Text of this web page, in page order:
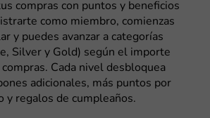
compras con puntos y beneficios
como miembro, comienzas
y puedes avanzar a categorías
Silver y Gold) según el importe
Cada nivel desbloquea
adicionales, más puntos por
y regalos de cumpleaños.